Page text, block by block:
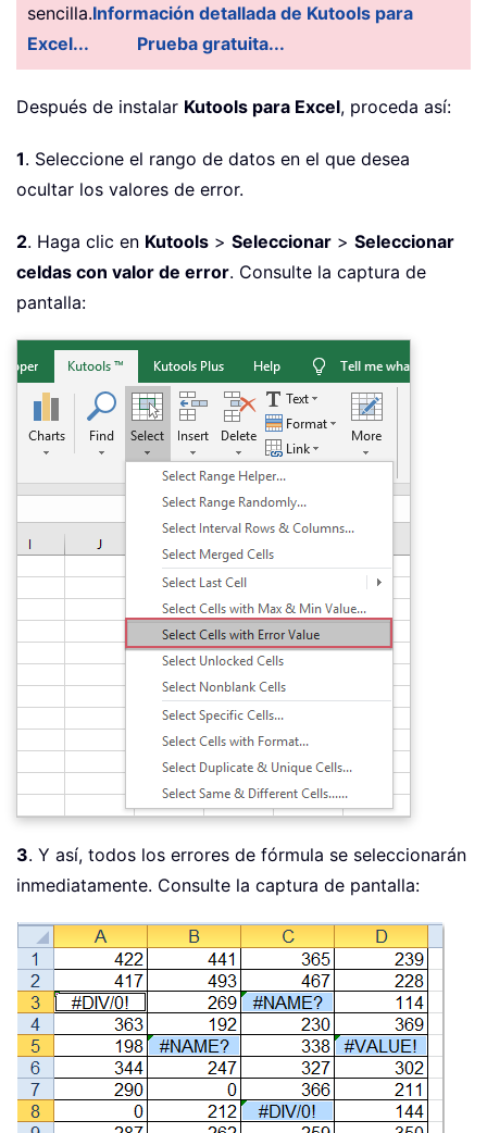
sencilla.Información detallada de Kutools para
Excel...
Prueba gratuita...
Después de instalar Kutools para Excel, proceda así:
1. Seleccione el rango de datos en el que desea
ocultar los valores de error.
2. Haga clic en Kutools > Seleccionar > Seleccionar
celdas con valor de error. Consulte la captura de
pantalla:
3. Y así, todos los errores de fórmula se seleccionarán
inmediatamente. Consulte la captura de pantalla: